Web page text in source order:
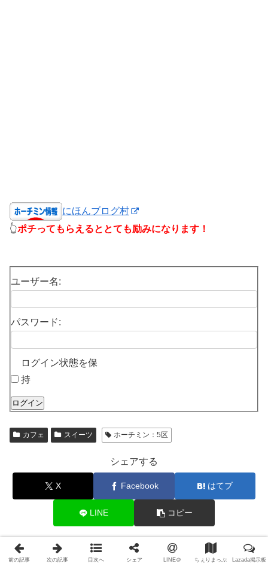
にほんブログ村
👆ポチってもらえるととても励みになります！
ユーザー名:
パスワード:
ログイン状態を保
持
ログイン
カフェ スイーツ ホーチミン：5区
シェアする
X Facebook はてブ
LINE コピー
ちぇりをフォローする
前の記事 次の記事 目次へ シェア LINE＠ ちぇりまっぷ Lazada掲示板